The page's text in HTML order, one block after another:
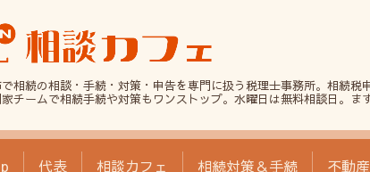
相続の相談・手続・対策・申告を専門に扱う税理士事務所。相続
チームで相続手続や対策もワンストップ。水曜日は無料相談日。ま
代表 相談カフェ 相続対策＆手続 不動